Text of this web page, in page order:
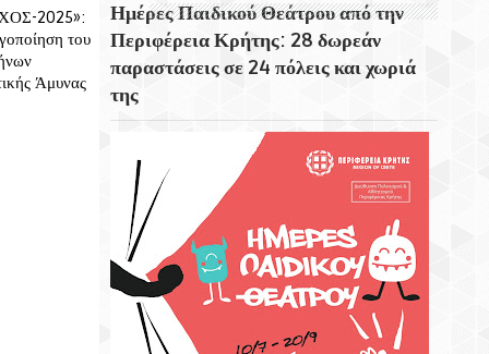
2025»:
του
Άμυνας
Ημέρες Παιδικού Θεάτρου από την
Περιφέρεια Κρήτης: 28 δωρεάν
παραστάσεις σε 24 πόλεις και χωριά
της